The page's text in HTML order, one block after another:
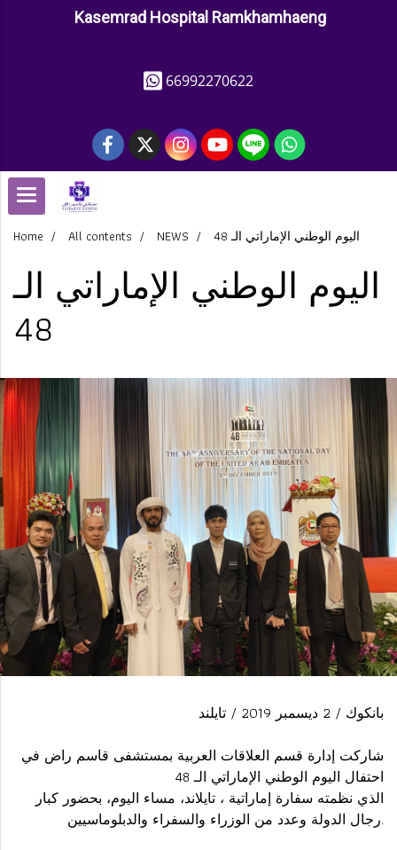
Kasemrad Hospital Ramkhamhaeng
66992270622
Home All contents NEWS اليوم الوطني الإماراتي الـ 48
اليوم الوطني الإماراتي الـ
48
بانكوك / 2 ديسمبر 2019 / تايلند
شاركت إدارة قسم العلاقات العربية بمستشفى قاسم راض في
احتفال اليوم الوطني الإماراتي الـ 48
الذي نظمته سفارة إماراتية ، تايلاند، مساء اليوم، بحضور كبار
رجال الدولة وعدد من الوزراء والسفراء والدبلوماسيين.